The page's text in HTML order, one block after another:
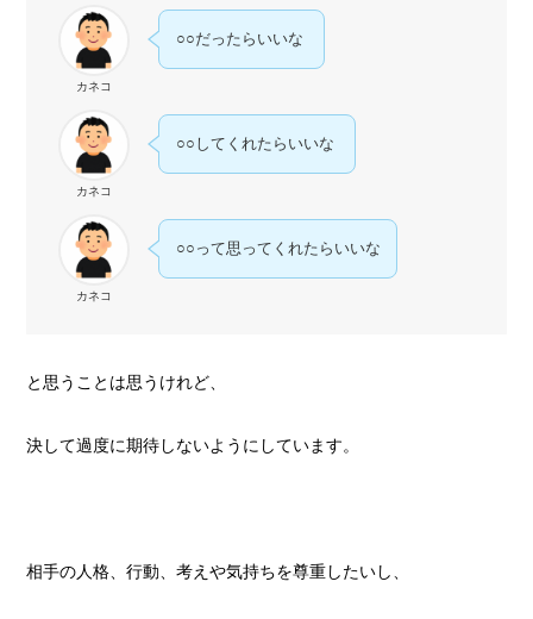
カネコ
○○だったらいいな
カネコ
○○してくれたらいいな
カネコ
○○って思ってくれたらいいな
と思うことは思うけれど、
決して過度に期待しないようにしています。
相手の人格、行動、考えや気持ちを尊重したいし、